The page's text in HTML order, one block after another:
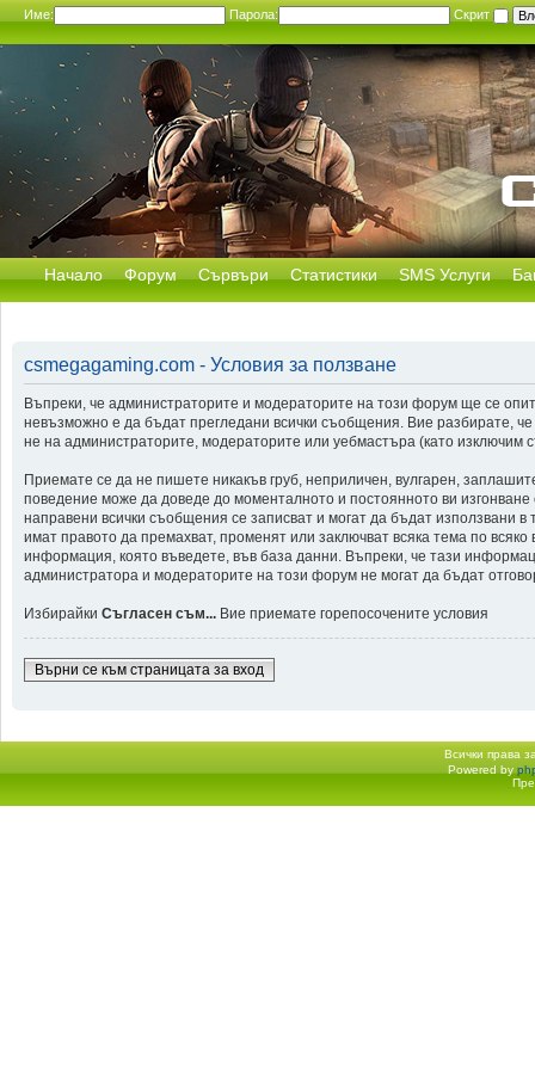
Име: Парола: Скрит
Начало Форум Сървъри Статистики SMS Услуги
csmegagaming.com - Условия за ползване
Въпреки, че администраторите и модераторите на този форум ще се
невъзможно е да бъдат прегледани всички съобщения. Вие разбирате,
не на администраторите, модераторите или уебмастъра (като изключим
Приемате се да не пишете никакъв груб, неприличен, вулгарен,
поведение може да доведе до моменталното и постоянното ви
направени всички съобщения се записват и могат да бъдат използвани
имат правото да премахват, променят или заключват всяка тема по
информация, която въведете, във база данни. Въпреки, че тази
администратора и модераторите на този форум не могат да бъдат
Избирайки Съгласен съм... Вие приемате горепосочените условия
Върни се към страницата за вход
Всички права
Начало форум Powered by